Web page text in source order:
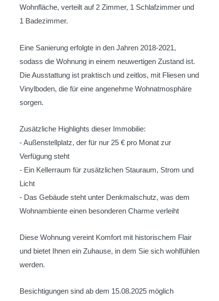
Wohnfläche, verteilt auf 2 Zimmer, 1 Schlafzimmer und
1 Badezimmer.
Eine Sanierung erfolgte in den Jahren 2018-2021,
sodass die Wohnung in einem neuwertigen Zustand ist.
Die Ausstattung ist praktisch und zeitlos, mit Fliesen und
Vinylboden, die für eine angenehme Wohnatmosphäre
sorgen.
Zusätzliche Highlights dieser Immobilie:
- Außenstellplatz, der für nur 25 € pro Monat zur
Verfügung steht
- Ein Kellerraum für zusätzlichen Stauraum, Strom und
Licht
- Das Gebäude steht unter Denkmalschutz, was dem
Wohnambiente einen besonderen Charme verleiht
Diese Wohnung vereint Komfort mit historischem Flair
und bietet Ihnen ein Zuhause, in dem Sie sich wohlfühlen
werden.
Besichtigungen sind ab dem 15.08.2025 möglich